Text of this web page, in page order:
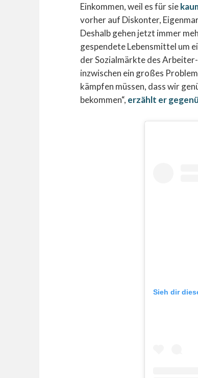
Einkommen, weil es für sie
vorher auf Diskonter,
Deshalb gehen jetzt immer
gespendete Lebensmittel um
der Sozialmärkte des
inzwischen ein großes
kämpfen müssen, dass wir
bekommen“, erzählt er
Sieh dir